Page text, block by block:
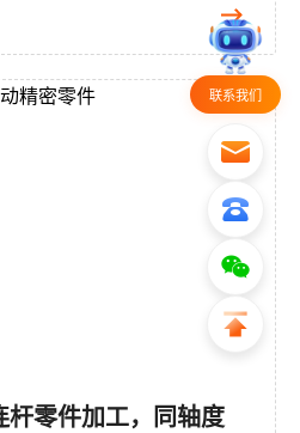
杆零件加工，同轴度
联系我们